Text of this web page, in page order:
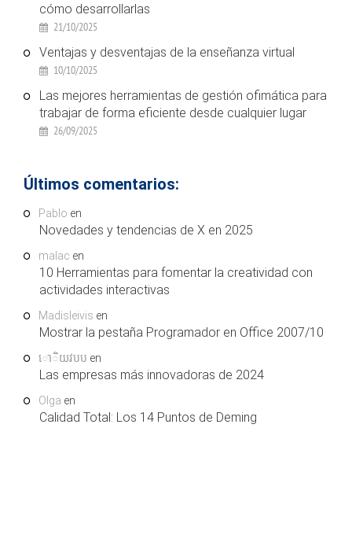
cómo desarrollarlas
21/10/2025
Ventajas y desventajas de la enseñanza virtual
10/10/2025
Las mejores herramientas de gestión ofimática para
trabajar de forma eficiente desde cualquier lugar
26/09/2025
Últimos comentarios:
Pablo en
Novedades y tendencias de X en 2025
malac en
10 Herramientas para fomentar la creatividad con
actividades interactivas
Madisleivis en
Mostrar la pestaña Programador en Office 2007/10
ោិយវបប en
Las empresas más innovadoras de 2024
Olga en
Calidad Total: Los 14 Puntos de Deming